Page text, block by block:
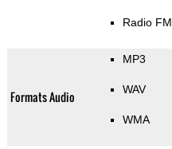
Radio FM
Formats Audio
MP3
WAV
WMA